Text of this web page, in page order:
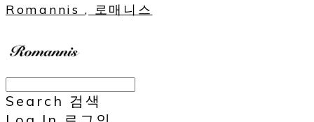
Romannis , 로매니스
Search 검색